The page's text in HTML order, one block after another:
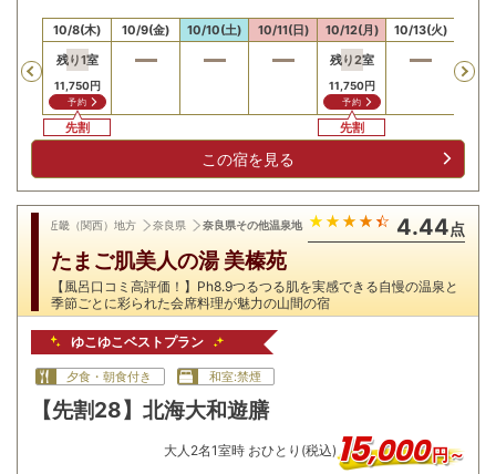
Previous
10/8(木)
残り1室
11,750円
予約
先割
10/9(金) 10/10(土) 10/11(日)
10/12(月)
残り2室
11,750円
予約
先割
10/13(火)
この宿を見る
近畿（関西）地方 奈良県 奈良県その他温泉地 4.44点
たまご肌美人の湯 美榛苑
【風呂口コミ高評価！】Ph8.9つるつる肌を実感できる自慢の温泉と
季節ごとに彩られた会席料理が魅力の山間の宿
ゆこゆこベストプラン
夕食・朝食付き 和室:禁煙
【先割28】北海大和遊膳
大人 2名1室時 おひとり(税込)15,000円～